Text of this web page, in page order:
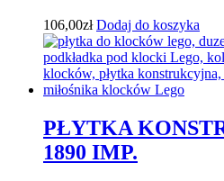
106,00zł Dodaj do koszyka
PŁYTKA
1890 IMP.